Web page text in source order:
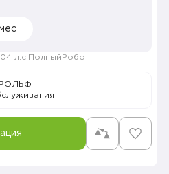
л.с. Полный Робот
РОЛЬФ